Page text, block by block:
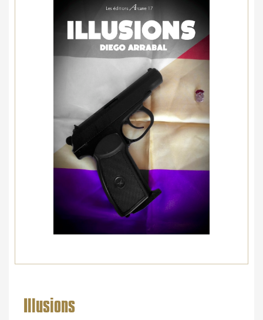
Illusions